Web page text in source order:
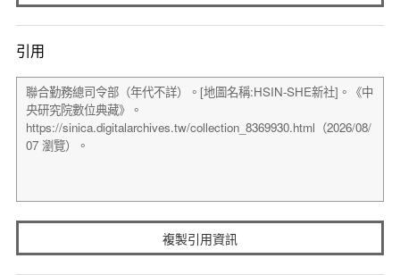
引用
複製引用資訊